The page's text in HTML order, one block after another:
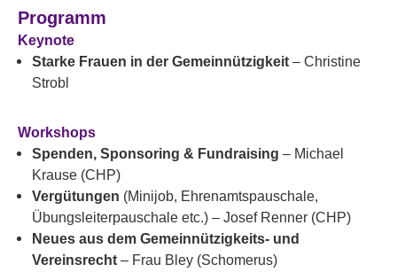
Programm
Keynote
Starke Frauen in der Gemeinnützigkeit – Christine
Strobl
Workshops
Spenden, Sponsoring & Fundraising – Michael
Krause (CHP)
Vergütungen (Minijob, Ehrenamtspauschale,
Übungsleiterpauschale etc.) – Josef Renner (CHP)
Neues aus dem Gemeinnützigkeits- und
Vereinsrecht – Frau Bley (Schomerus)